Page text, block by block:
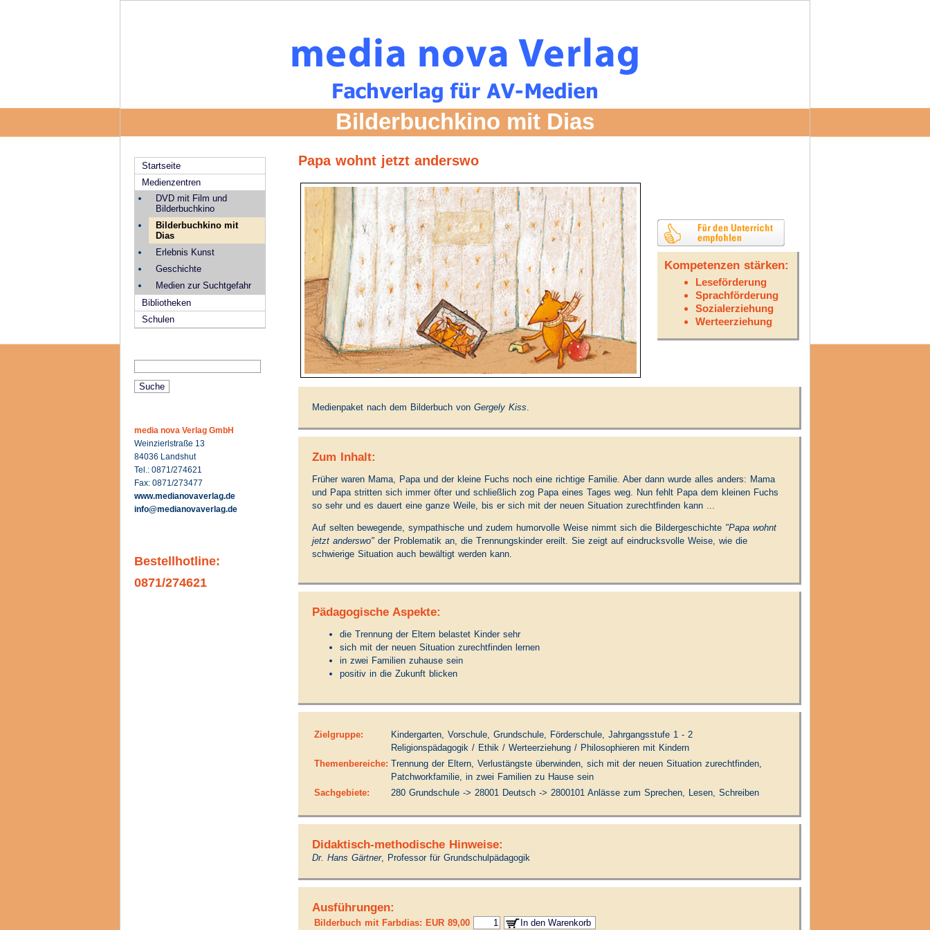
Bilderbuchkino mit Dias
Startseite
Medienzentren
DVD mit Film und
Bilderbuchkino
Bilderbuchkino mit
Dias
Erlebnis Kunst
Geschichte
Medien zur Suchtgefahr
Bibliotheken
Schulen
media nova Verlag GmbH
Weinzierlstraße 13
84036 Landshut
Tel.: 0871/274621
Fax: 0871/273477
www.medianovaverlag.de
info@medianovaverlag.de
Bestellhotline:
0871/274621
Papa wohnt jetzt anderswo
Kompetenzen stärken:
Leseförderung
Sprachförderung
Sozialerziehung
Werteerziehung
Medienpaket nach dem Bilderbuch von Gergely Kiss.
Zum Inhalt:
Früher waren Mama, Papa und der kleine Fuchs noch eine richtige Familie. Aber dann wurde alles anders: Mama
und Papa stritten sich immer öfter und schließlich zog Papa eines Tages weg. Nun fehlt Papa dem kleinen Fuchs
so sehr und es dauert eine ganze Weile, bis er sich mit der neuen Situation zurechtfinden kann ...
Auf selten bewegende, sympathische und zudem humorvolle Weise nimmt sich die Bildergeschichte "Papa wohnt
jetzt anderswo" der Problematik an, die Trennungskinder ereilt. Sie zeigt auf eindrucksvolle Weise, wie die
schwierige Situation auch bewältigt werden kann.
Pädagogische Aspekte:
die Trennung der Eltern belastet Kinder sehr
sich mit der neuen Situation zurechtfinden lernen
in zwei Familien zuhause sein
positiv in die Zukunft blicken
Zielgruppe:
Kindergarten, Vorschule, Grundschule, Förderschule, Jahrgangsstufe 1 - 2
Religionspädagogik / Ethik / Werteerziehung / Philosophieren mit Kindern
Themenbereiche: Trennung der Eltern, Verlustängste überwinden, sich mit der neuen Situation zurechtfinden,
Patchworkfamilie, in zwei Familien zu Hause sein
Sachgebiete:
280 Grundschule -> 28001 Deutsch -> 2800101 Anlässe zum Sprechen, Lesen, Schreiben
Didaktisch-methodische Hinweise:
Dr. Hans Gärtner, Professor für Grundschulpädagogik
Ausführungen:
Bilderbuch mit Farbdias: EUR 89,00